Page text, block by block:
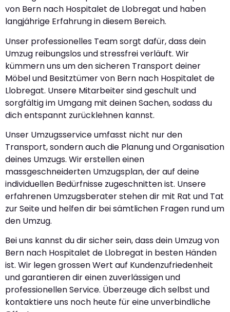
von Bern nach Hospitalet de Llobregat und haben
langjährige Erfahrung in diesem Bereich.
Unser professionelles Team sorgt dafür, dass dein
Umzug reibungslos und stressfrei verläuft. Wir
kümmern uns um den sicheren Transport deiner
Möbel und Besitztümer von Bern nach Hospitalet de
Llobregat. Unsere Mitarbeiter sind geschult und
sorgfältig im Umgang mit deinen Sachen, sodass du
dich entspannt zurücklehnen kannst.
Unser Umzugsservice umfasst nicht nur den
Transport, sondern auch die Planung und Organisation
deines Umzugs. Wir erstellen einen
massgeschneiderten Umzugsplan, der auf deine
individuellen Bedürfnisse zugeschnitten ist. Unsere
erfahrenen Umzugsberater stehen dir mit Rat und Tat
zur Seite und helfen dir bei sämtlichen Fragen rund um
den Umzug.
Bei uns kannst du dir sicher sein, dass dein Umzug von
Bern nach Hospitalet de Llobregat in besten Händen
ist. Wir legen grossen Wert auf Kundenzufriedenheit
und garantieren dir einen zuverlässigen und
professionellen Service. Überzeuge dich selbst und
kontaktiere uns noch heute für eine unverbindliche